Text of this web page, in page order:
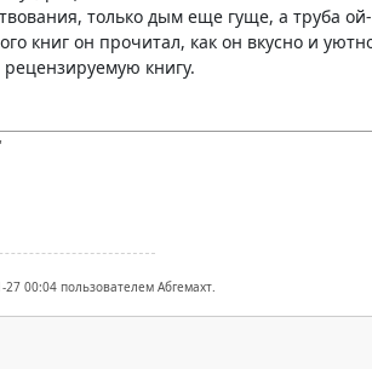
только дым еще гуще, а труба
книг он прочитал, как он вкусно и
книгу.
00:04 пользователем Абгемахт.